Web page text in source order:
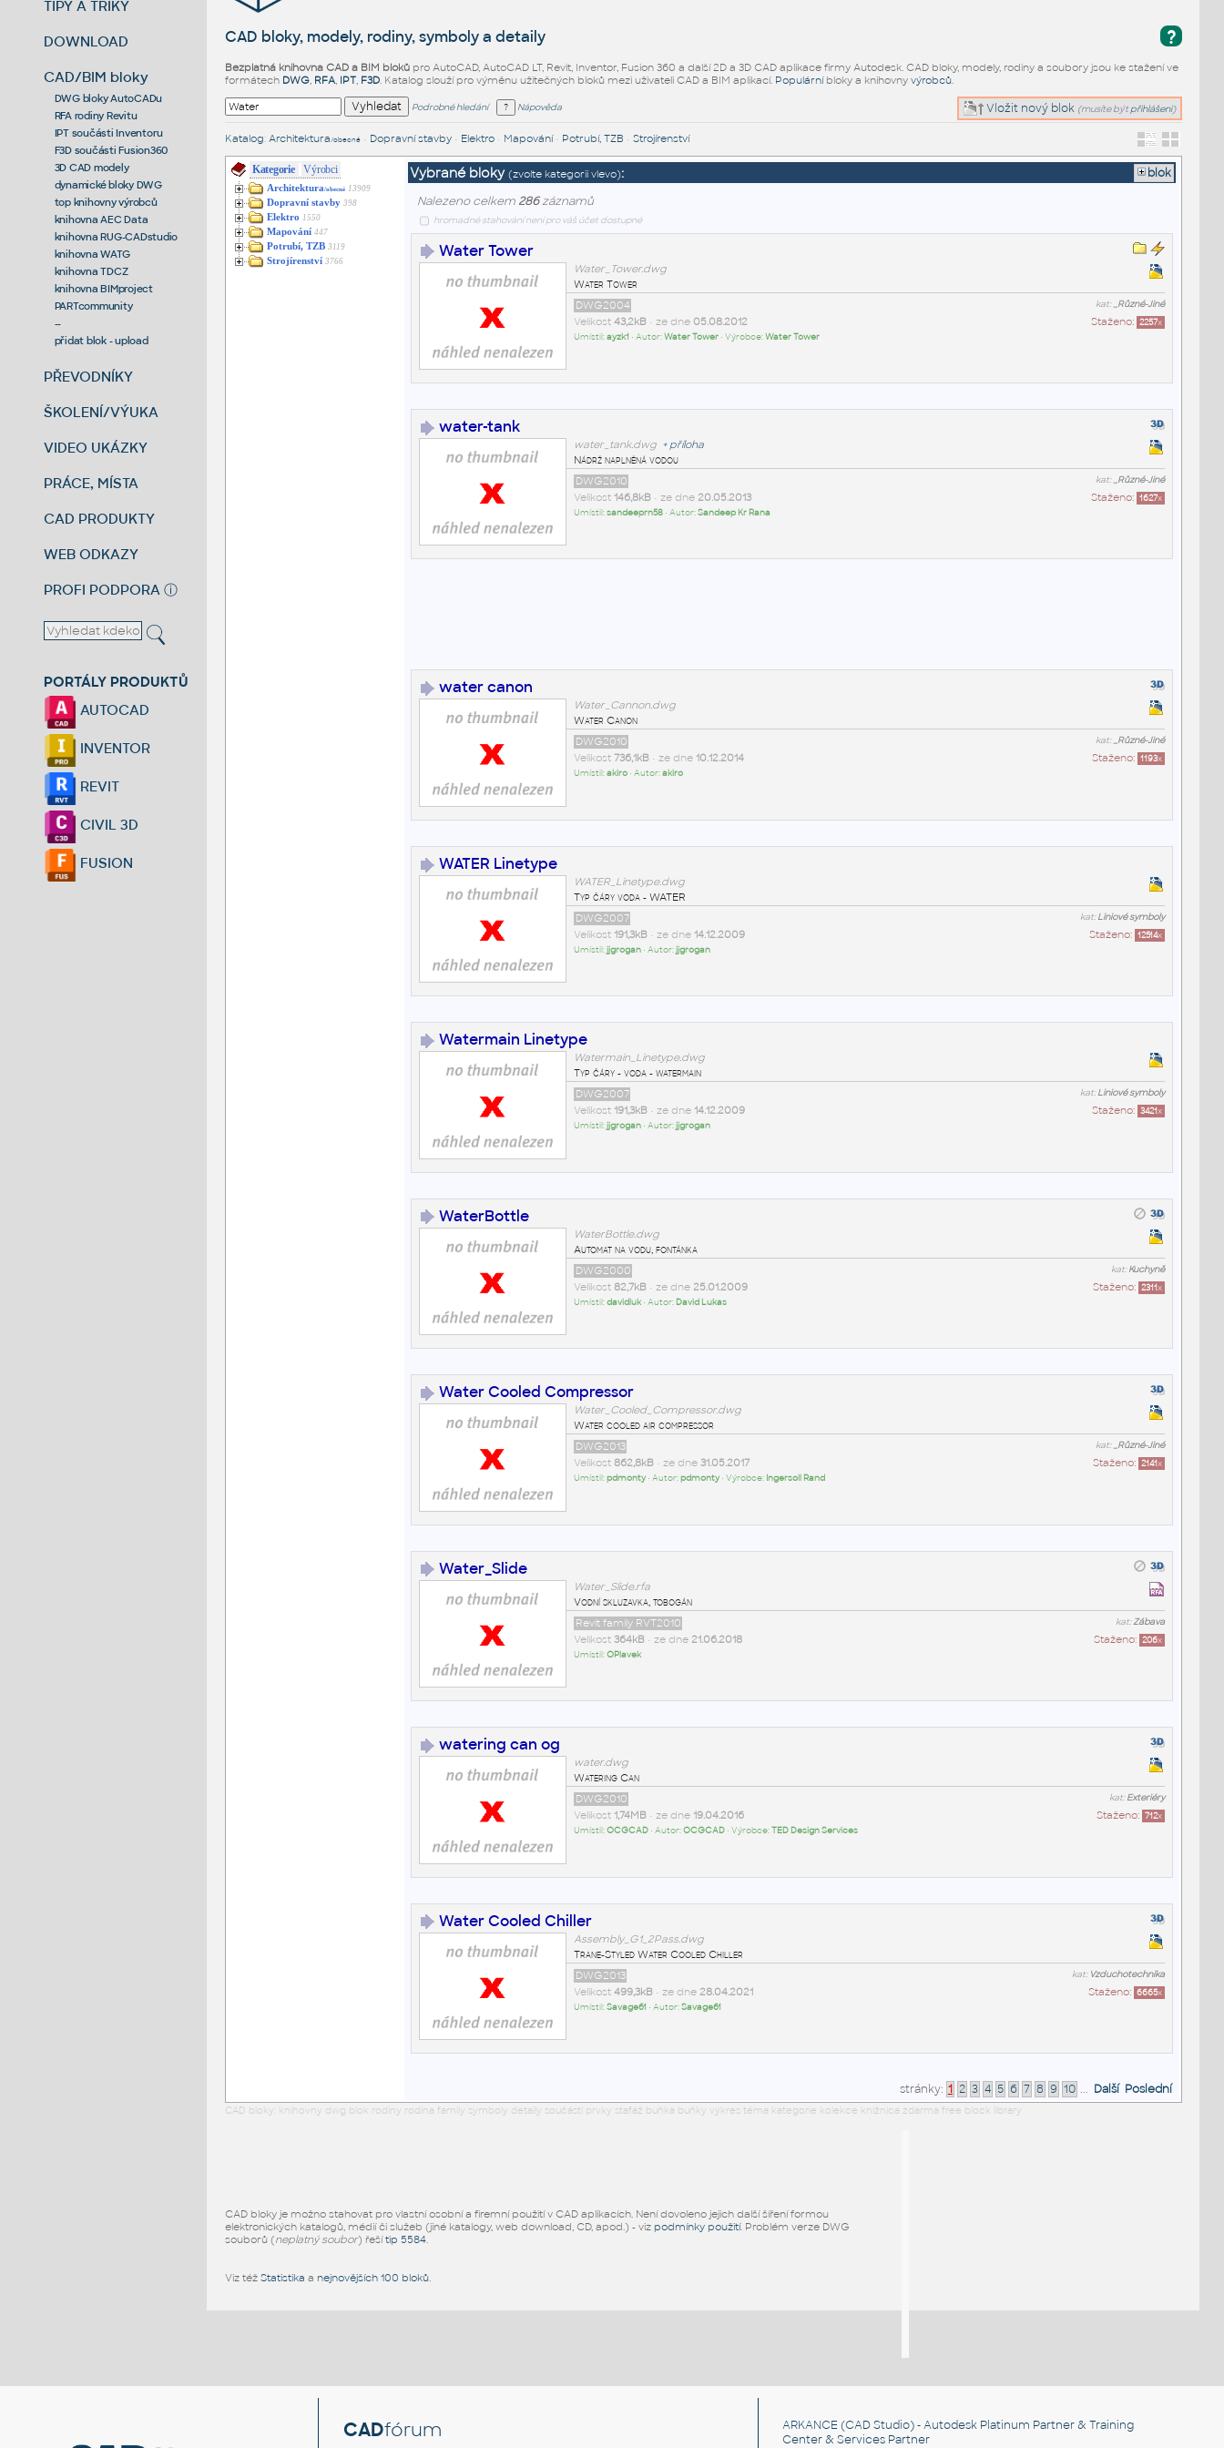
TIPY A TRIKY
DOWNLOAD
CAD/BIM bloky
DWG bloky AutoCADu
RFA rodiny Revitu
IPT součásti Inventoru
F3D součásti Fusion360
3D CAD modely
dynamické bloky DWG
top knihovny výrobců
knihovna AEC Data
knihovna RUG-CADstudio
knihovna WATG
knihovna TDCZ
knihovna BIMproject
PARTcommunity
--
přidat blok - upload
PŘEVODNÍKY
ŠKOLENÍ/VÝUKA
VIDEO UKÁZKY
PRÁCE, MÍSTA
CAD PRODUKTY
WEB ODKAZY
PROFI PODPORA ⓘ
PORTÁLY PRODUKTŮ
AUTOCAD
INVENTOR
REVIT
CIVIL 3D
FUSION
?
CAD bloky, modely, rodiny, symboly a detaily
Bezplatná knihovna CAD a BIM blokůpro AutoCAD, AutoCAD LT, Revit, Inventor, Fusion 360 a další 2D a 3D CAD aplikace firmy Autodesk. CAD bloky, modely, rodiny a soubory jsou ke stažení ve
formátech DWG, RFA, IPT, F3D. Katalog slouží pro výměnu užitečných bloků mezi uživateli CAD a BIM aplikací. Populárníbloky a knihovny výrobců.
Vložit nový blok (musíte být přihlášeni)
Podrobné hledání Nápověda
Katalog: Architektura /obecné• Dopravní stavby• Elektro• Mapování• Potrubí, TZB • Strojírenství
Kategorie Výrobci
Architektura/obecné 13909
Dopravní stavby 398
Elektro 1550
Mapování 447
Potrubí, TZB 3119
Strojírenství 3766
Vybrané bloky (zvolte kategorii vlevo):
blok
Nalezeno celkem 286záznamů
hromadné stahování není pro váš účet dostupné
Water Tower
Water_Tower.dwg
Water Tower
kat:_Různé-Jiné
DWG2004
Staženo: 2257x
Velikost 43,2kB• ze dne 05.08.2012
Umístil:ayzk1 • Autor:Water Tower• Výrobce:Water Tower
water-tank
water_tank.dwg + příloha
Nádrž naplněná vodou
kat:_Různé-Jiné
DWG2010
Staženo: 1627x
Velikost 146,8kB• ze dne 20.05.2013
Umístil:sandeeprn58• Autor:Sandeep Kr Rana
water canon
Water_Cannon.dwg
Water Canon
kat:_Různé-Jiné
DWG2010
Staženo: 1193x
Velikost 736,1kB• ze dne 10.12.2014
Umístil:akiro• Autor:akiro
WATER Linetype
WATER_Linetype.dwg
Typ čáry voda - WATER
kat:Liniové symboly
DWG2007
Staženo: 12514x
Velikost 191,3kB• ze dne 14.12.2009
Umístil:jjgrogan• Autor:jjgrogan
Watermain Linetype
Watermain_Linetype.dwg
Typ čáry - voda - watermain
kat:Liniové symboly
DWG2007
Staženo: 3421x
Velikost 191,3kB• ze dne 14.12.2009
Umístil:jjgrogan• Autor:jjgrogan
WaterBottle
WaterBottle.dwg
Automat na vodu, fontánka
kat:Kuchyně
DWG2000
Staženo: 2311x
Velikost 82,7kB• ze dne 25.01.2009
Umístil:davidluk• Autor: David Lukas
Water Cooled Compressor
Water_Cooled_Compressor.dwg
Water cooled air compressor
kat:_Různé-Jiné
DWG2013
Staženo: 2141x
Velikost 862,8kB• ze dne 31.05.2017
Umístil:pdmonty• Autor:pdmonty• Výrobce: Ingersoll Rand
Water_Slide
Water_Slide.rfa
Vodní skluzavka, tobogán
kat:Zábava
Revit family RVT2010
Staženo: 206x
Velikost 364kB• ze dne 21.06.2018
Umístil:OPlavek
watering can og
water.dwg
Watering Can
kat:Exteriéry
DWG2010
Staženo: 712x
Velikost 1,74MB• ze dne 19.04.2016
Umístil:OCGCAD• Autor:OCGCAD• Výrobce:TED Design Services
Water Cooled Chiller
Assembly_G1_2Pass.dwg
Trane-Styled Water Cooled Chiller
kat: Vzduchotechnika
DWG2013
Staženo: 6665x
Velikost 499,3kB• ze dne 28.04.2021
Umístil:Savage61 • Autor:Savage61
stránky: 1 2 3 4 5 6 7 8 9 10 ... Další Poslední
CAD bloky: knihovny dwg blok rodiny rodina family symboly detaily součásti prvky stafáž buňka buňky výkres téma kategorie kolekce knižnica zdarma free block library
CAD bloky je možno stahovat pro vlastní osobní a firemní použití v CAD aplikacích. Není dovoleno jejich další šíření formou
elektronických katalogů, médií či služeb (jiné katalogy, web download, CD, apod.) - viz podmínky použití. Problém verze DWG
souborů (neplatný soubor) řešítip 5584.
Viz též Statistika a nejnovějších 100 bloků.
CADfórum ARKANCE (CAD Studio) - Autodesk Platinum Partner & Training
Center & Services Partner